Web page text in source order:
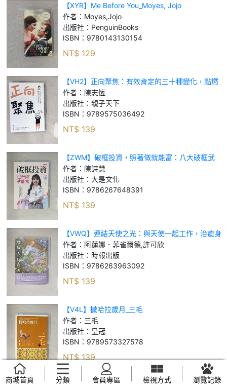
【XYR】Me Before You_Moyes, Jojo
作者： Moyes,Jojo
出版社： PenguinBooks
ISBN： 9780143130154
NT$ 129
【VH2】正向聚焦：有效肯定的三十種變化，點燃
孩子的內在動力_陳志恆
作者： 陳志恆
出版社： 親子天下
ISBN： 9789575036492
NT$ 139
【ZWM】破框投資，照著做就能富：八大破框武
器，不論是低薪、小資或準退休族，都能靠台股、
美股、ETF，翻轉人生。_陳詩慧
作者： 陳詩慧
出版社： 大是文化
ISBN： 9786267648391
NT$ 139
【VWQ】連結天使之光：與天使一起工作，治癒身
心、創造魔法、顯化奇蹟_阿蓮娜．菲雀爾德, 許可
欣
作者： 阿蓮娜．菲雀爾德,許可欣
出版社： 時報出版
ISBN： 9786263963092
NT$ 139
【V4L】撒哈拉歲月_三毛
作者： 三毛
出版社： 皇冠
ISBN： 9789573327578
NT$139
【YGK】鏡子練習_露易絲‧賀
商城首頁 分類 會員專區 檢視方式 瀏覽記錄